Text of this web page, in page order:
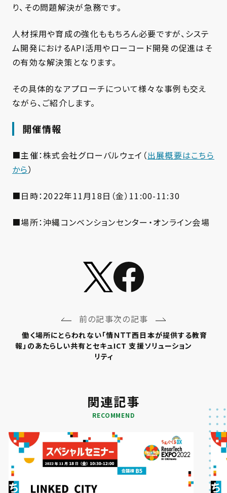
り、その問題解決が急務です。
人材採用や育成の強化ももちろん必要ですが、システ
ム開発におけるAPI活用やローコード開発の促進はそ
の有効な解決策となります。
その具体的なアプローチについて様々な事例も交え
ながら、ご紹介します。
開催情報
■主催：株式会社グローバルウェイ（出展概要はこちら
から）
■日時：2022年11月18日（金）11:00-11:30
■場所：沖縄コンベンションセンター・オンライン会場
前の記事
働く場所にとらわれない「情
報」のあたらしい共有とセキュ
リティ
次の記事
ＮＴＴ西日本が提供する教育
ICT 支援ソリューション
関連記事
RECOMMEND